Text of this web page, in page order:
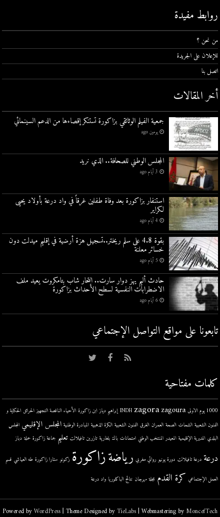
روابط مفيدة
من نحن ؟
للإعلان على الجريدة
اتصل بنا
أخر المقالات
جمعية الفيلم الوثائقي بزاكورة تستنكر إقصاءها من الدعم السينمائي
يومين ago
المجلس الوطني للصحافة.. الذي نريد
3 أيام ago
استنفار بزاكورة بعد وفاة طفلين غرقاً في واد درعة بأولاد يحيى
لكراير
4 أيام ago
بقوة 4.8 على سلم ريختر..تسجيل هزة أرضية في إقليم ميدلت دون
خسائر معلنة
5 أيام ago
حادث أليم يهز دوار سارت.. انتحار شاب بتامكروت يعيد ملف
الاضطرابات النفسية لسطح الأحداث بزاكورة
6 أيام ago
تابعونا على مواقع التواصل اﻹجتماعي
كلمات مفتاحية
1000 يوم الاولى INDH zagora zagoura إبراهيم دياز ابن زاكورة الأحياء الناقصة التجهيز الحرائق الحكاية و
الفنون الشعبية الشحات الصحة العمران الغرق الفنون الشعبية الكرة الذهبية المبادرة الوطنية المجلس الإقليمي المجلس
البلدي المديرية الإقليمية المعيدر المنتخب الوطني امتحانات باك بلغارية تازرين تافيلالت تعليم جماعة زاكورة حملة دباز
درعة درعة تافيلالت دورة يونيو روائي مغربي رياضةزاكورة زكونو ستارا زاكورة طه العياشي قسم
العمل الإجتماعي كرة القدم مجلة مهرجان نتائج الباكلوريا واد درعة
Powered byWordPress| Theme Designed byTieLabs| Webmastering byMoncefTech